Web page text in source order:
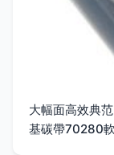
大幅面高效典
基碳帶70280